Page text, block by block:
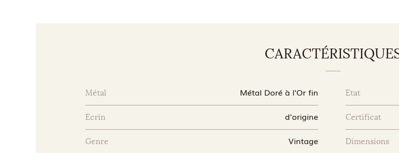
Métal Métal Doré à l'Or fin Etat
Ecrin d'origine Certificat
Genre Vintage Dimensions